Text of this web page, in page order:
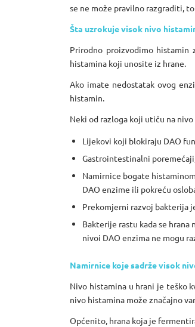
se ne može pravilno razgraditi,
Šta uzrokuje visok nivo
Prirodno proizvodimo histamin
histamina koji unosite iz hrane.
Ako imate nedostatak ovog
histamin.
Neki od razloga koji utiču na nivo
Lijekovi koji blokiraju DAO
Gastrointestinalni
Namirnice bogate
DAO enzime ili pokreću
Prekomjerni razvoj bakterija
Bakterije rastu kada se
nivoi DAO enzima ne mogu
Namirnice koje sadrže visok
Nivo histamina u hrani je teško
nivo histamina može značajno
Općenito, hrana koja je